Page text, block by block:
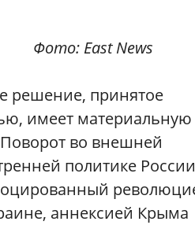
Фото: East News
решение, принятое
имеет материальную
во внешней
политике
аннексией Крыма